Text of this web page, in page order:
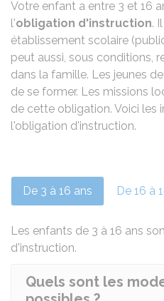
Votre enfant a entre 3 et 16
l'obligation d'instruction.
établissement scolaire
peut aussi, sous conditions,
dans la famille. Les jeunes
de se former. Les missions
de cette obligation. Voici les
l'obligation d'instruction.
De 3 à 16 ans De 16 à
Les enfants de 3 à 16 ans
d'instruction.
Quels sont les